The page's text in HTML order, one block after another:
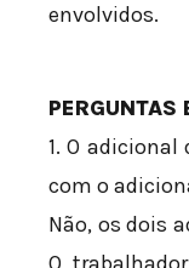
envolvidos.
PERGUNTAS
1. O
com o
Não, os dois